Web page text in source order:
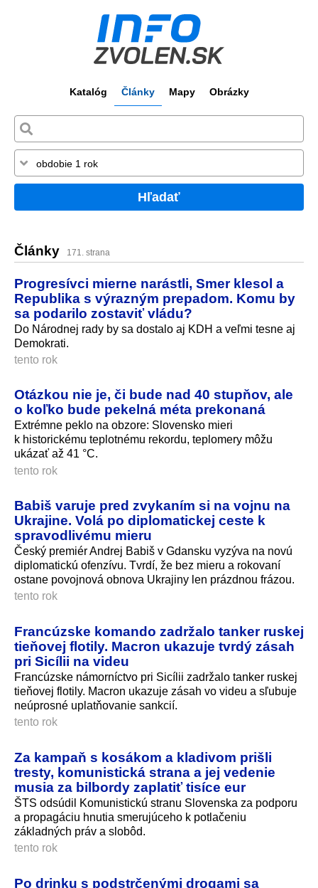
Katalóg Články Mapy Obrázky
Hľadať
Články 171. strana
Progresívci mierne narástli, Smer klesol a
Republika s výrazným prepadom. Komu by
sa podarilo zostaviť vládu?
Do Národnej rady by sa dostalo aj KDH a veľmi tesne aj
Demokrati.
tento rok
Otázkou nie je, či bude nad 40 stupňov, ale
o koľko bude pekelná méta prekonaná
Extrémne peklo na obzore: Slovensko mieri
k historickému teplotnému rekordu, teplomery môžu
ukázať až 41 °C.
tento rok
Babiš varuje pred zvykaním si na vojnu na
Ukrajine. Volá po diplomatickej ceste k
spravodlivému mieru
Český premiér Andrej Babiš v Gdansku vyzýva na novú
diplomatickú ofenzívu. Tvrdí, že bez mieru a rokovaní
ostane povojnová obnova Ukrajiny len prázdnou frázou.
tento rok
Francúzske komando zadržalo tanker ruskej
tieňovej flotily. Macron ukazuje tvrdý zásah
pri Sicílii na videu
Francúzske námorníctvo pri Sicílii zadržalo tanker ruskej
tieňovej flotily. Macron ukazuje zásah vo videu a sľubuje
neúprosné uplatňovanie sankcií.
tento rok
Za kampaň s kosákom a kladivom prišli
tresty, komunistická strana a jej vedenie
musia za bilbordy zaplatiť tisíce eur
ŠTS odsúdil Komunistickú stranu Slovenska za podporu
a propagáciu hnutia smerujúceho k potlačeniu
základných práv a slobôd.
tento rok
Po drinku s podstrčenými drogami sa